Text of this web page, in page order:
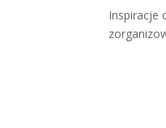
Inspiracje